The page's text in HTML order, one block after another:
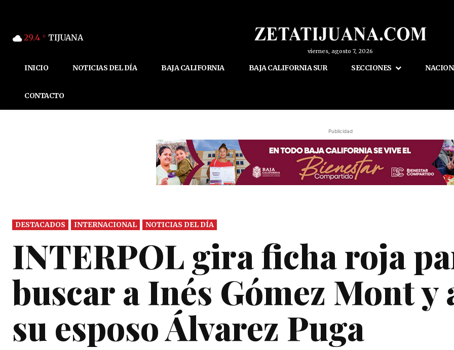
29.4 C TIJUANA
viernes, agosto 7, 2026
INICIO NOTICIAS DEL DÍA BAJA CALIFORNIA BAJA CALIFORNIA SUR SECCIONES
CONTACTO
Publicidad
DESTACADOS INTERNACIONAL NOTICIAS DEL DÍA
INTERPOL gira ficha roja
buscar a Inés Gómez Mont y
su esposo Álvarez Puga